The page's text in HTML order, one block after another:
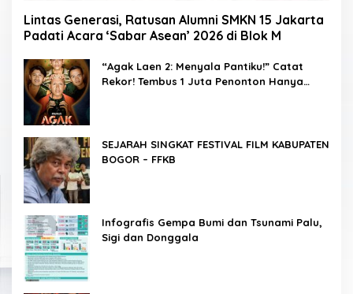
Lintas Generasi, Ratusan Alumni SMKN 15 Jakarta
Padati Acara ‘Sabar Asean’ 2026 di Blok M
“Agak Laen 2: Menyala Pantiku!” Catat
Rekor! Tembus 1 Juta Penonton Hanya
SEJARAH SINGKAT FESTIVAL FILM KABUPATEN
BOGOR – FFKB
Infografis Gempa Bumi dan Tsunami Palu,
Sigi dan Donggala